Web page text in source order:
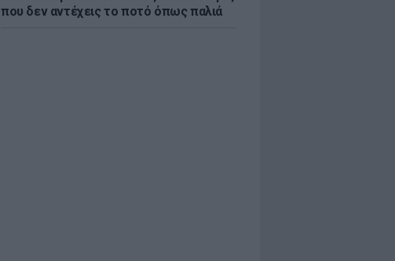
που δεν αντέχεις το ποτό όπως παλιά